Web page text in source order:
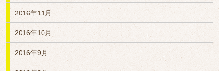
2016年11月
2016年10月
2016年9月